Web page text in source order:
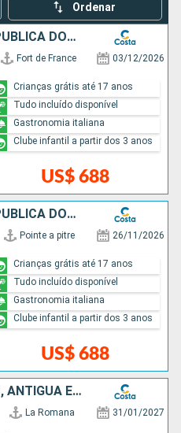
Ordenar
ANTIGUA E BARBUDA, REPUBLICA DOMINICANA
Fort de France 03/12/2026
US$ 688
Crianças grátis até 17 anos
Tudo incluído disponível
Gastronomia italiana
Clube infantil a partir dos 3 anos
ANTIGUA E BARBUDA, REPUBLICA DOMINICANA
Pointe a pitre 26/11/2026
US$ 688
Crianças grátis até 17 anos
Tudo incluído disponível
Gastronomia italiana
Clube infantil a partir dos 3 anos
SANTA LUCIA, BARBADOS, ANTIGUA E BARBUDA, REPUBLICA DOMINICANA
La Romana 31/01/2027